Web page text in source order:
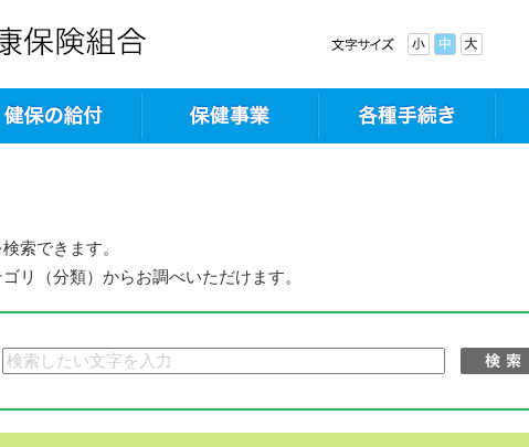
索できます。
リ（分類）からお調べいただけます。